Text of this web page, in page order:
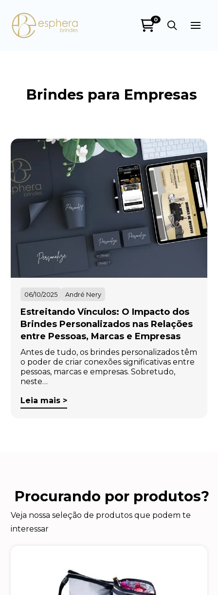
0
Brindes para Empresas
06/10/2025 André Nery
Estreitando Vínculos: O Impacto dos
Brindes Personalizados nas Relações
entre Pessoas, Marcas e Empresas
Antes de tudo, os brindes personalizados têm
o poder de criar conexões significativas entre
pessoas, marcas e empresas. Sobretudo,
neste…
Leia mais >
Procurando por produtos?
Veja nossa seleção de produtos que podem te
interessar
Esphera Brindes
Eu concordo em receber comunicações.
A nossa empresa está comprometida a proteger e respeitar
sua privacidade, utilizaremos seus dados apenas para fins
de marketing. Você pode alterar suas preferências a